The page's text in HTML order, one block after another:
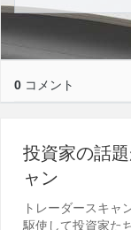
0 コメント
投資家の話
ャン
トレーダースキャ
駆使して投資家た